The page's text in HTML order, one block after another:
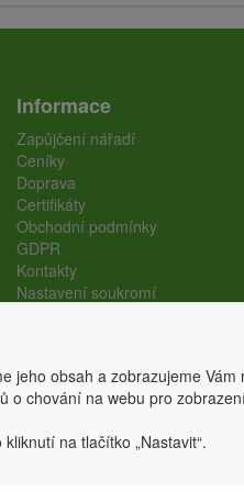
Informace
Zapůjčení nářadí
Ceníky
Doprava
Certifikáty
Obchodní podmínky
GDPR
Kontakty
Nastavení soukromí
jeho obsah a zobrazujeme
o chování na webu pro
na tlačítko „Nastavit“.